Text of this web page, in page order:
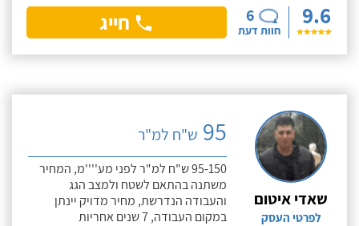
9.6
6
חוות דעת חייג
שאדי איטום
לפרטי העסק
95 ש"ח למ"ר
95-150 ש"ח למ"ר לפני מע''''מ, המחיר
משתנה בהתאם לשטח ולמצב הגג
והעבודה הנדרשת, מחיר מדויק יינתן
במקום העבודה, 7 שנים אחריות